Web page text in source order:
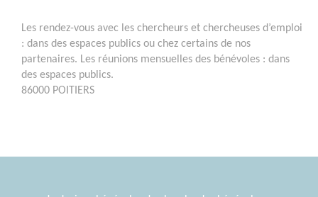
Les rendez-vous avec les chercheurs et chercheuses d’emploi
: dans des espaces publics ou chez certains de nos
partenaires. Les réunions mensuelles des bénévoles : dans
des espaces publics.
86000 POITIERS